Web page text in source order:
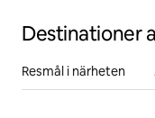
Destinationer
Resmål i närheten